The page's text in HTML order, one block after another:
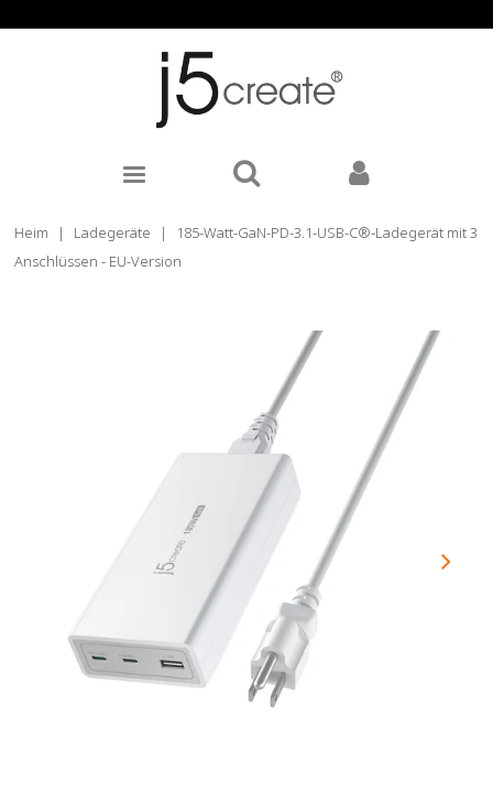
Heim | Ladegeräte |
185-Watt-GaN-PD-3.1-USB-C®-Ladegerät mit 3
Anschlüssen - EU-Version